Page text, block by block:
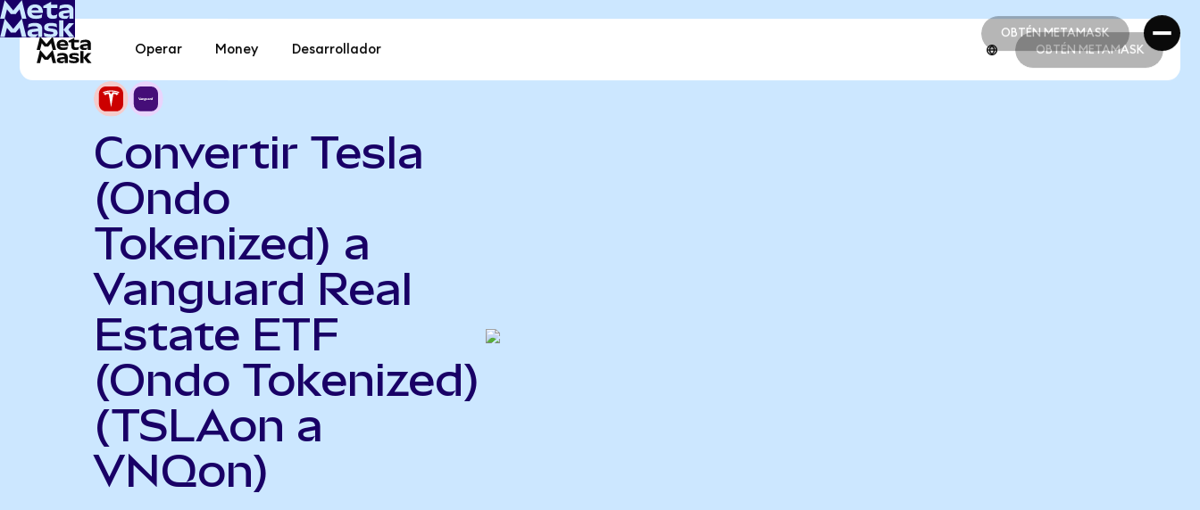
OBTÉN METAMASK
OBTÉN METAMASK
Operar Money Desarrollador OBTÉN METAMASK
Convertir Tesla
(Ondo
Tokenized) a
Vanguard Real
Estate ETF
(Ondo Tokenized)
(TSLAon a
VNQon)